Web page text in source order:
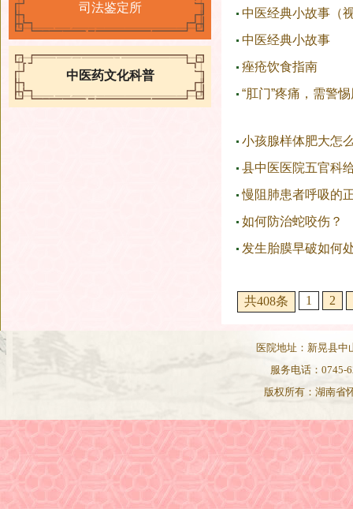
司法鉴定所
中医药文化科普
中医经典小故事（
中医经典小故事
痤疮饮食指南
“肛门”疼痛，需警
小孩腺样体肥大怎
县中医医院五官科
慢阻肺患者呼吸的
如何防治蛇咬伤？
发生胎膜早破如何
共408条 1 2
医院地址：新晃县中
服务电话：0745-
版权所有：湖南省